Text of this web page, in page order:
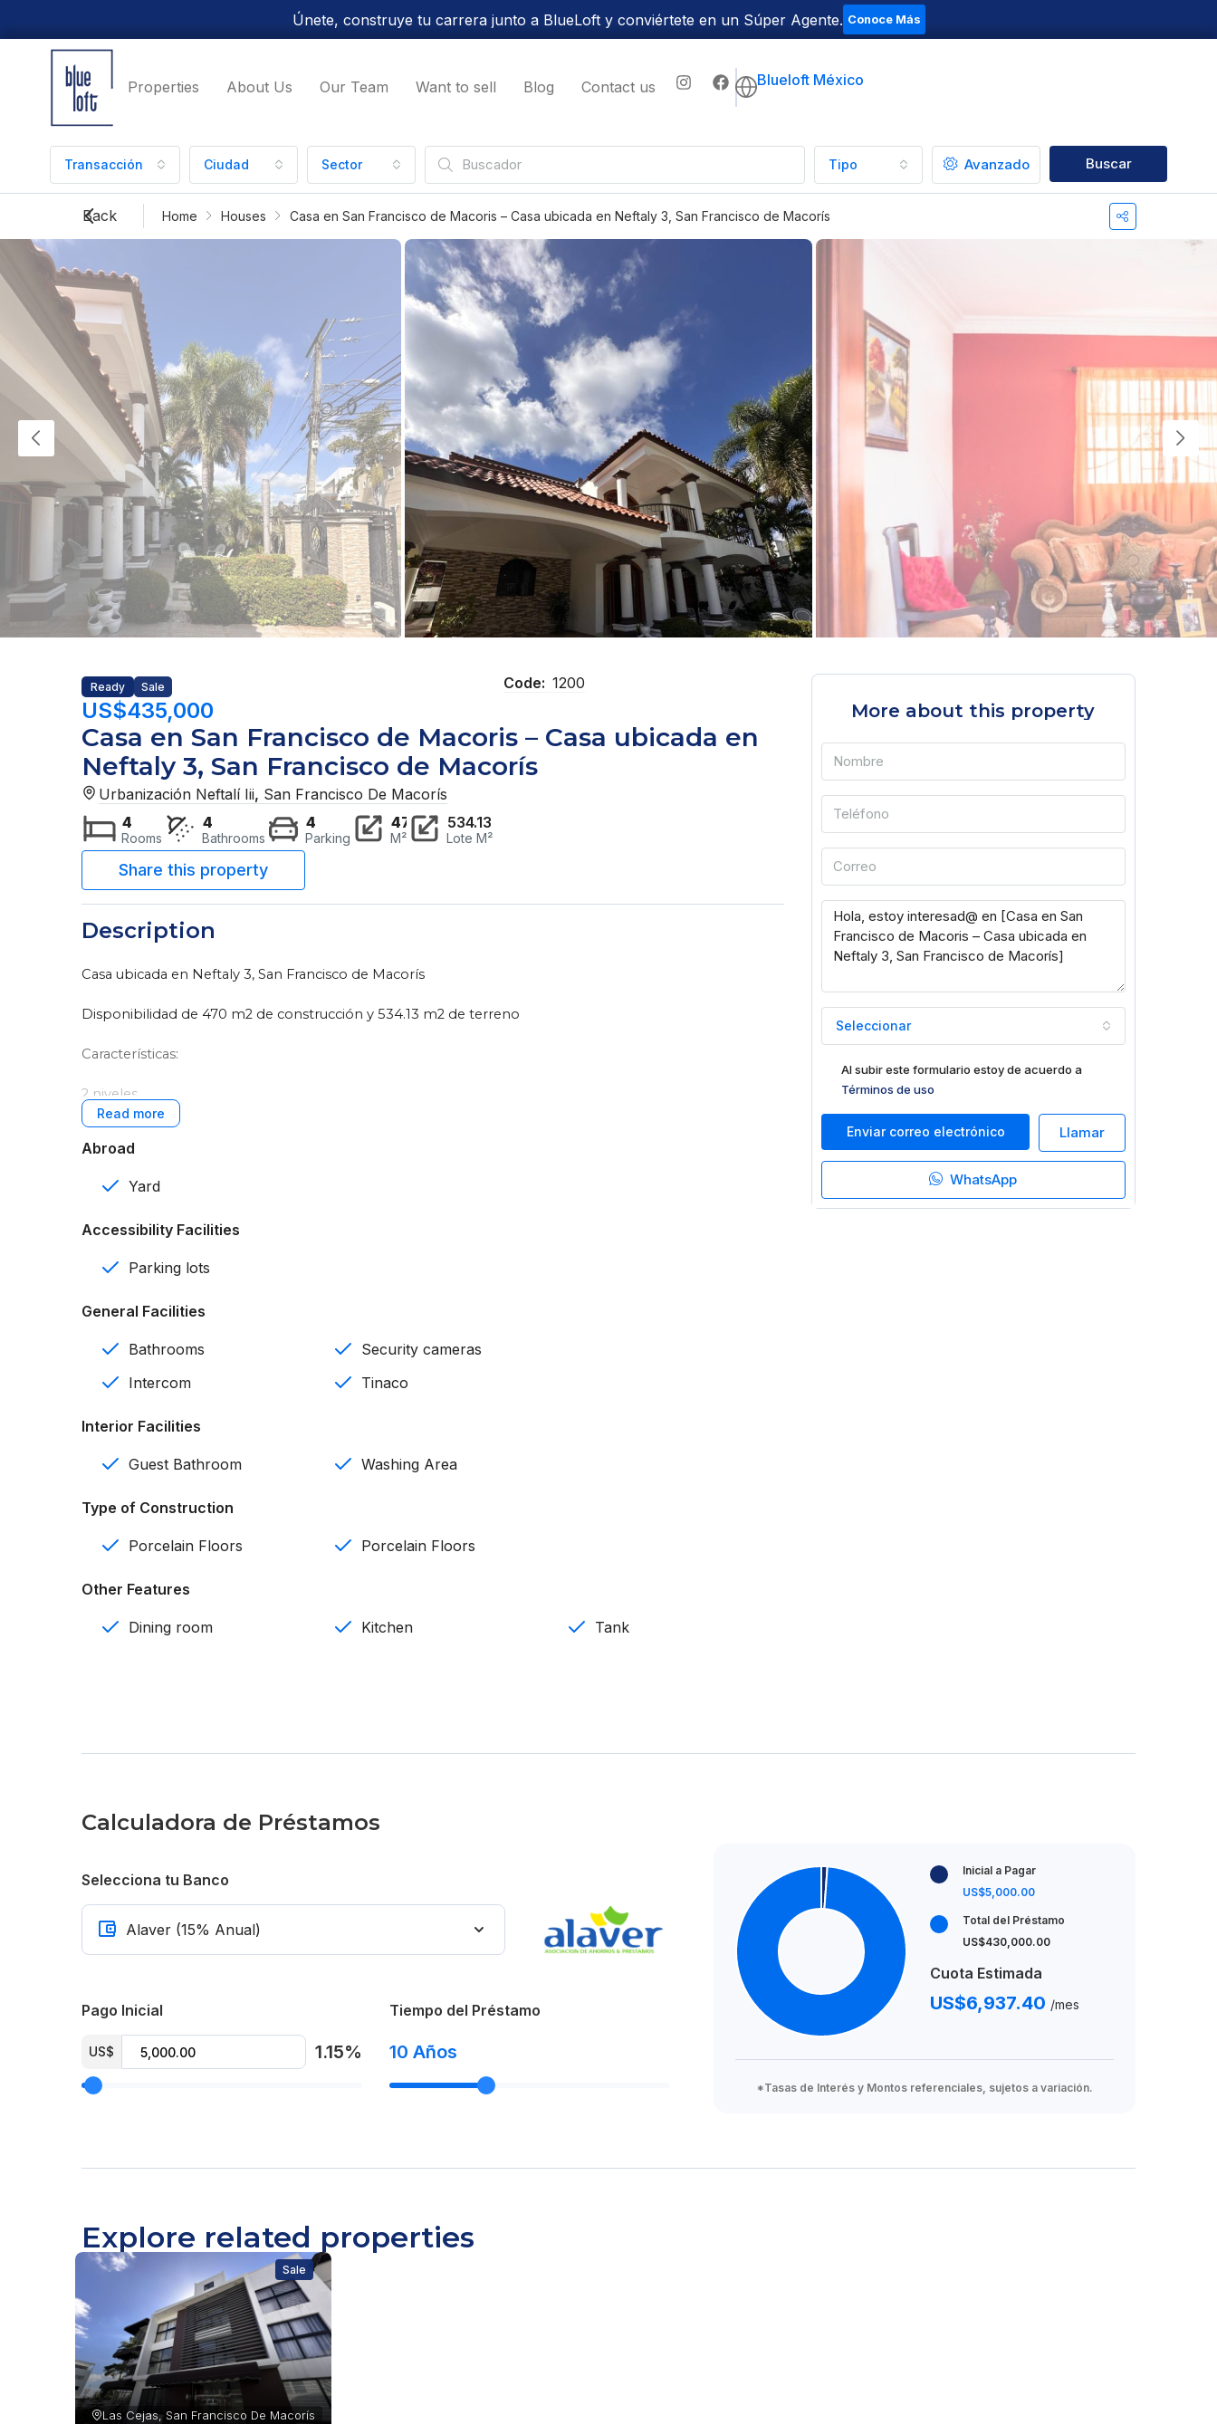
Únete, construye tu carrera junto a BlueLoft y conviértete en un Súper Agente. Conoce Más
Properties About Us Our Team Want to sell Blog Contact us Blueloft México
Transacción Ciudad Sector Tipo Avanzado Buscar
Back Home Houses Casa en San Francisco de Macoris – Casa ubicada en Neftaly 3, San Francisco de Macorís
Ready Sale Code: 1200
US$435,000
Casa en San Francisco de Macoris – Casa ubicada en
Neftaly 3, San Francisco de Macorís
Urbanización Neftalí Iii, San Francisco De Macorís
4
Rooms
4
Bathrooms
4
Parking
470
M²
534.13
Lote M²
Description
Casa ubicada en Neftaly 3, San Francisco de Macorís
Disponibilidad de 470 m2 de construcción y 534.13 m2 de terreno
Características:
2 niveles
Porcelanato
Abroad
Yard
Accessibility Facilities
Parking lots
General Facilities
Bathrooms
Intercom
Security cameras
Tinaco
Interior Facilities
Guest Bathroom Washing Area
Type of Construction
Porcelain Floors Porcelain Floors
Other Features
Dining room Kitchen Tank
More about this property
Seleccionar
Al subir este formulario estoy de acuerdo a
Términos de uso
Enviar correo electrónico Llamar
WhatsApp
Calculadora de Préstamos
Selecciona tu Banco
Pago Inicial
US$ 1.15%
Tiempo del Préstamo
10 Años
Inicial a Pagar
US$5,000.00
Total del Préstamo
US$430,000.00
Cuota Estimada
US$6,937.40 /mes
*Tasas de Interés y Montos referenciales, sujetos a variación.
Explore related properties
Sale
Las Cejas, San Francisco De Macorís